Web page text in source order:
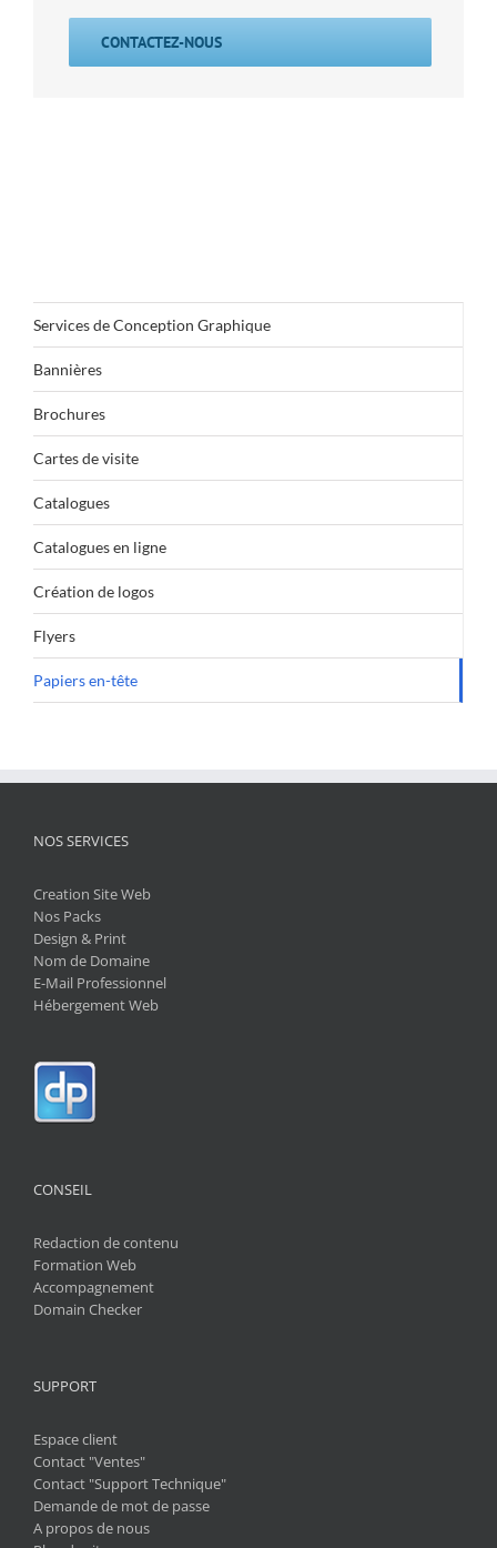
CONTACTEZ-NOUS
Services de Conception Graphique
Bannières
Brochures
Cartes de visite
Catalogues
Catalogues en ligne
Création de logos
Flyers
Papiers en-tête
NOS SERVICES
Creation Site Web
Nos Packs
Design & Print
Nom de Domaine
E-Mail Professionnel
Hébergement Web
CONSEIL
Redaction de contenu
Formation Web
Accompagnement
Domain Checker
SUPPORT
Espace client
Contact "Ventes"
Contact "Support Technique"
Demande de mot de passe
A propos de nous